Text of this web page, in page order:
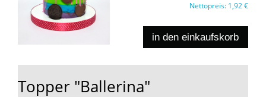
Nettopreis: 1,92 €
in den einkaufskorb
Topper "Ballerina"